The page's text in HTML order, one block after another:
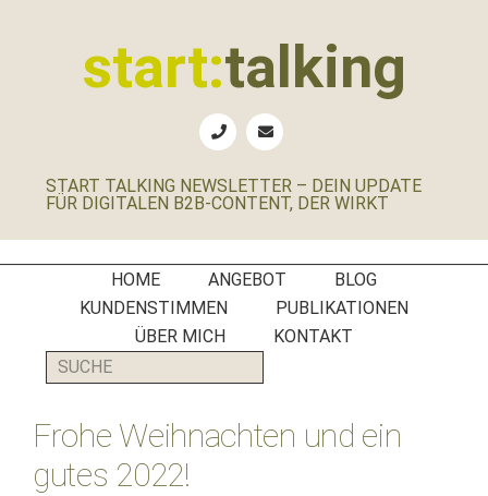
start:talking
B2B-
Social
Media
Manager
PR-
Agenturen
START TALKING NEWSLETTER – DEIN UPDATE
FÜR DIGITALEN B2B-CONTENT, DER WIRKT
HOME ANGEBOT
BLOG
KUNDENSTIMMEN
PUBLIKATIONEN
ÜBER MICH
KONTAKT
SUCHE
Frohe Weihnachten und ein
gutes 2022!